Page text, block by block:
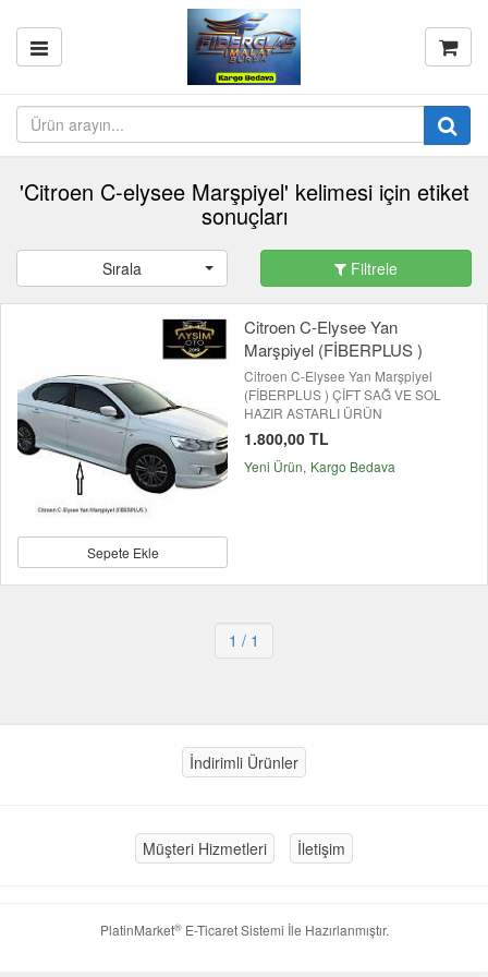
'Citroen C-elysee Marşpiyel' kelimesi için etiket
sonuçları
Sırala Filtrele
Sepete Ekle
Citroen C-Elysee Yan
Marşpiyel (FİBERPLUS )
Citroen C-Elysee Yan Marşpiyel
(FİBERPLUS ) ÇİFT SAĞ VE SOL
HAZIR ASTARLI ÜRÜN
1.800,00 TL
Yeni Ürün Kargo Bedava
1 / 1
İndirimli Ürünler
Müşteri Hizmetleri İletişim
PlatinMarket®E-Ticaret Sistemi İle Hazırlanmıştır.